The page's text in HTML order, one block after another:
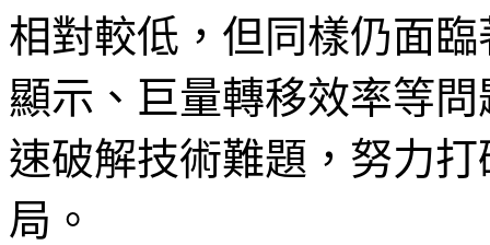
相對較低，但同樣仍面
顯示、巨量轉移效率等
速破解技術難題，努力
局。